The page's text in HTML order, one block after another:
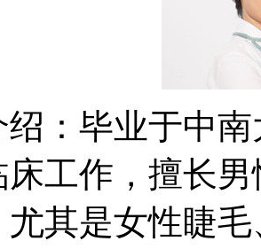
： 毕业于中
床工作，擅长
尤其是女性睫